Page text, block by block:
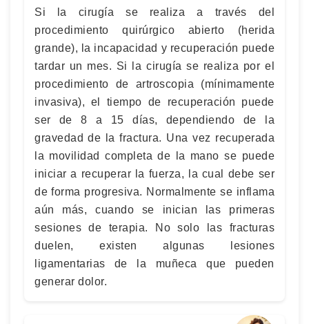
Si la cirugía se realiza a través del
procedimiento quirúrgico abierto (herida
grande), la incapacidad y recuperación puede
tardar un mes. Si la cirugía se realiza por el
procedimiento de artroscopia (mínimamente
invasiva), el tiempo de recuperación puede
ser de 8 a 15 días, dependiendo de la
gravedad de la fractura. Una vez recuperada
la movilidad completa de la mano se puede
iniciar a recuperar la fuerza, la cual debe ser
de forma progresiva. Normalmente se inflama
aún más, cuando se inician las primeras
sesiones de terapia. No solo las fracturas
duelen, existen algunas lesiones
ligamentarias de la muñeca que pueden
generar dolor.